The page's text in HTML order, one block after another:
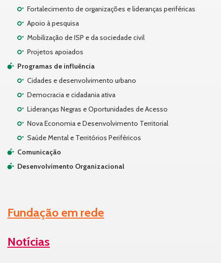
Fortalecimento de organizações e lideranças periféricas
Apoio à pesquisa
Mobilização de ISP e da sociedade civil
Projetos apoiados
Programas de influência
Cidades e desenvolvimento urbano
Democracia e cidadania ativa
Lideranças Negras e Oportunidades de Acesso
Nova Economia e Desenvolvimento Territorial
Saúde Mental e Territórios Periféricos
Comunicação
Desenvolvimento Organizacional
Fundação em rede
Notícias